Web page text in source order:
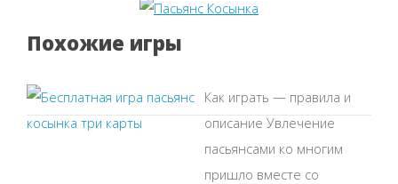
Похожие игры
Как играть — правила и
описание Увлечение
пасьянсами ко многим
пришло вместе со